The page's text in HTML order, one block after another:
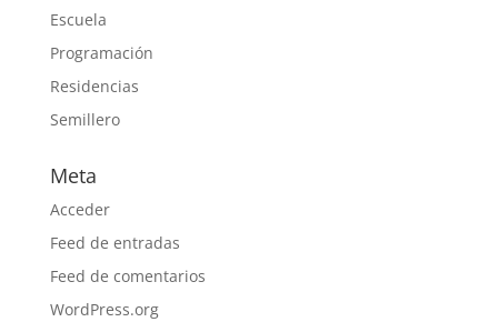
Escuela
Programación
Residencias
Semillero
Meta
Acceder
Feed de entradas
Feed de comentarios
WordPress.org